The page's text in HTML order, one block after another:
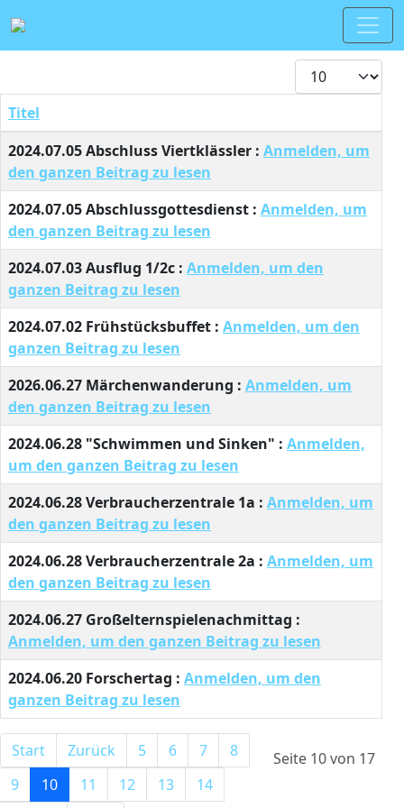
Anzeige #
Beiträge
Titel
2024.07.05 Abschluss Viertklässler : Anmelden, um
den ganzen Beitrag zu lesen
2024.07.05 Abschlussgottesdienst : Anmelden, um
den ganzen Beitrag zu lesen
2024.07.03 Ausflug 1/2c : Anmelden, um den
ganzen Beitrag zu lesen
2024.07.02 Frühstücksbuffet : Anmelden, um den
ganzen Beitrag zu lesen
2026.06.27 Märchenwanderung : Anmelden, um
den ganzen Beitrag zu lesen
2024.06.28 "Schwimmen und Sinken" : Anmelden,
um den ganzen Beitrag zu lesen
2024.06.28 Verbraucherzentrale 1a : Anmelden, um
den ganzen Beitrag zu lesen
2024.06.28 Verbraucherzentrale 2a : Anmelden, um
den ganzen Beitrag zu lesen
2024.06.27 Großelternspielenachmittag :
Anmelden, um den ganzen Beitrag zu lesen
2024.06.20 Forschertag : Anmelden, um den
ganzen Beitrag zu lesen
Seite 10 von 17
Start Zurück 5 6 7
8
9
10 11 12 13 14